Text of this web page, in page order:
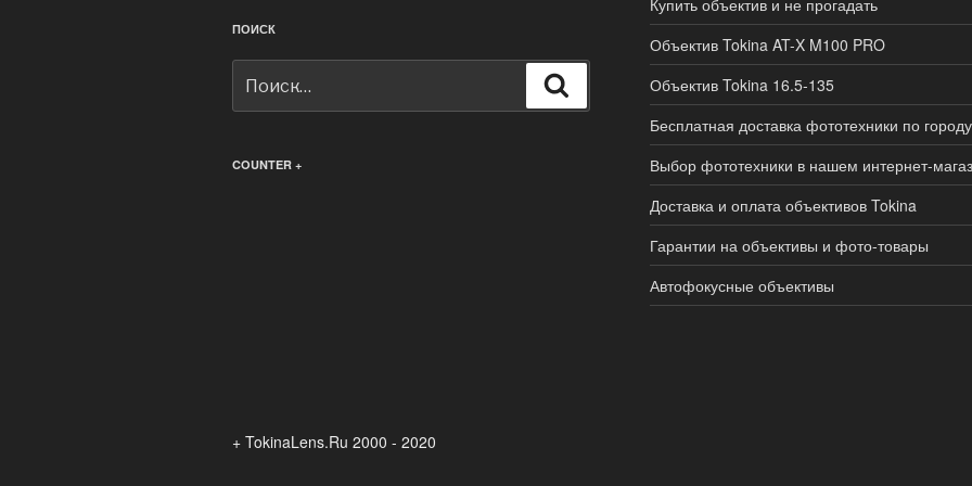
ПОИСК
COUNTER +
Купить объектив и не прогадать
Объектив Tokina AT-X M100 PRO
Объектив Tokina 16.5-135
Бесплатная доставка фототехники по городу
Выбор фототехники в нашем интернет-
Доставка и оплата объективов Tokina
Гарантии на объективы и фото-товары
Автофокусные объективы
+ TokinaLens.Ru 2000 - 2020